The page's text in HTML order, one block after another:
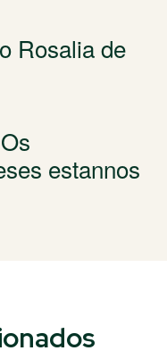
Rosalia de
estannos